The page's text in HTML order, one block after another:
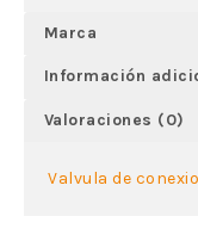
Marca
Información
Valoraciones (0)
Valvula de